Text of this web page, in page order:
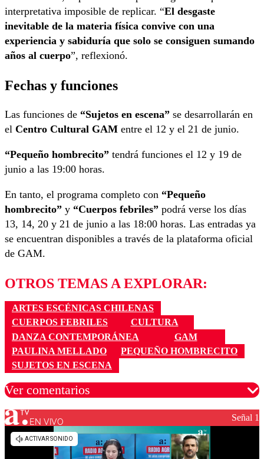
interpretativa imposible de replicar. “El desgaste
inevitable de la materia física convive con una
experiencia y sabiduría que solo se consiguen sumando
años al cuerpo”, reflexionó.
Fechas y funciones
Las funciones de “Sujetos en escena” se desarrollarán en
el Centro Cultural GAM entre el 12 y el 21 de junio.
“Pequeño hombrecito” tendrá funciones el 12 y 19 de
junio a las 19:00 horas.
En tanto, el programa completo con “Pequeño
hombrecito” y “Cuerpos febriles” podrá verse los días
13, 14, 20 y 21 de junio a las 18:00 horas. Las entradas ya
se encuentran disponibles a través de la plataforma oficial
de GAM.
OTROS TEMAS A EXPLORAR:
ARTES ESCÉNICAS CHILENAS
CUERPOS FEBRILES
CULTURA
DANZA CONTEMPORÁNEA
GAM
PAULINA MELLADO
PEQUEÑO HOMBRECITO
SUJETOS EN ESCENA
Ver comentarios
Los comentarios son moderados para garantizar un
diálogo respetuoso.
EN VIVO Señal 1